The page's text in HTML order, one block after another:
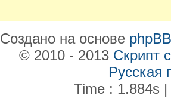
Создано на основе phpBB
© 2010 - 2013 Скрипт
Русская
Time : 1.884s